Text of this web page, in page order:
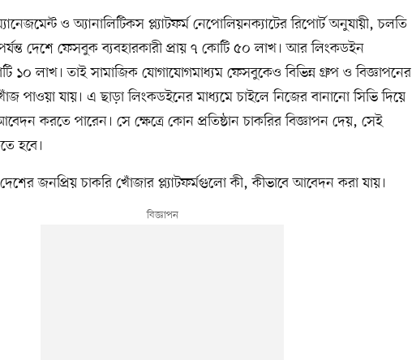
ও অ্যানালিটিকস প্ল্যাটফর্ম নেপোলিয়নক্যাটের রিপোর্ট অনুযায়ী, চলতি
দেশে ফেসবুক ব্যবহারকারী প্রায় ৭ কোটি ৫০ লাখ। আর লিংকডইন
১০ লাখ। তাই সামাজিক যোগাযোগমাধ্যম ফেসবুকেও বিভিন্ন গ্রুপ ও বিজ্ঞাপনের
পাওয়া যায়। এ ছাড়া লিংকডইনের মাধ্যমে চাইলে নিজের বানানো সিভি দিয়ে
আবেদন করতে পারেন। সে ক্ষেত্রে কোন প্রতিষ্ঠান চাকরির বিজ্ঞাপন দেয়, সেই
হবে।
জনপ্রিয় চাকরি খোঁজার প্ল্যাটফর্মগুলো কী, কীভাবে আবেদন করা যায়।